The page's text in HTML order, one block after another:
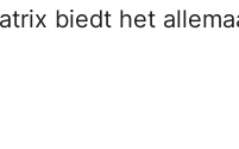
biedt het